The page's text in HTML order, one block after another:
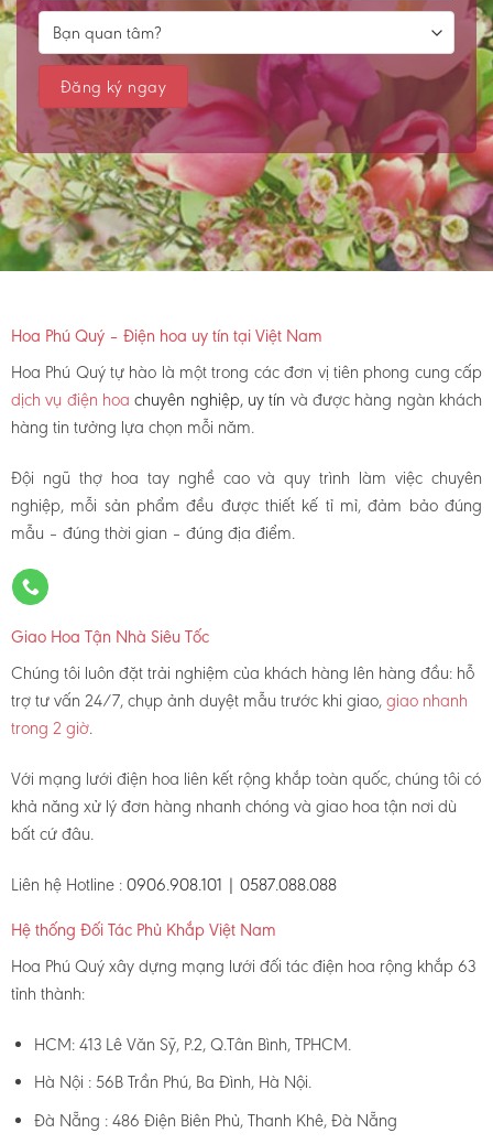
Hoa Phú Quý – Điện hoa uy tín tại Việt Nam
Hoa Phú Quý tự hào là một trong các đơn vị tiên phong cung cấp
dịch vụ điện hoachuyên nghiệp, uy tín và được hàng ngàn khách
hàng tin tưởng lựa chọn mỗi năm.
Đội ngũ thợ hoa tay nghề cao và quy trình làm việc chuyên
nghiệp, mỗi sản phẩm đều được thiết kế tỉ mỉ, đảm bảo đúng
mẫu – đúng thời gian – đúng địa điểm.
Giao Hoa Tận Nhà Siêu Tốc
Chúng tôi luôn đặt trải nghiệm của khách hàng lên hàng đầu: hỗ
trợ tư vấn 24/7, chụp ảnh duyệt mẫu trước khi giao,giao nhanh
trong 2 giờ.
Với mạng lưới điện hoa liên kết rộng khắp toàn quốc, chúng tôi có
khả năng xử lý đơn hàng nhanh chóng và giao hoa tận nơi dù
bất cứ đâu.
Liên hệ Hotline : 0906.908.101 | 0587.088.088
Hệ thống Đối Tác Phủ Khắp Việt Nam
Hoa Phú Quý xây dựng mạng lưới đối tác điện hoa rộng khắp 63
tỉnh thành:
HCM: 413 Lê Văn Sỹ, P.2, Q.Tân Bình, TPHCM.
Hà Nội : 56B Trần Phú, Ba Đình, Hà Nội.
Đà Nẵng : 486 Điện Biên Phủ, Thanh Khê, Đà Nẵng